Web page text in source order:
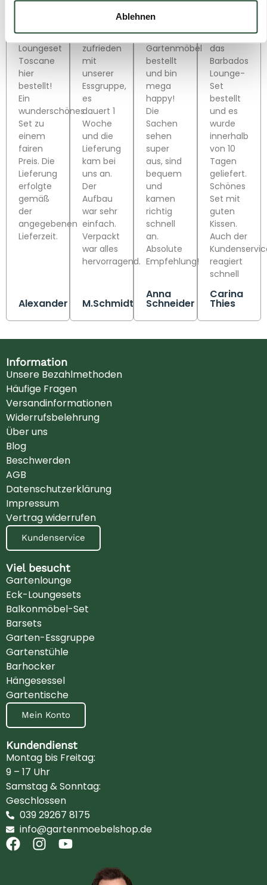
Ablehnen
das
Loungeset
Toscane
hier
bestellt!
Ein
wunderschönes
Set zu
einem
fairen
Preis. Die
Lieferung
erfolgte
gemäß
der
angegebenen
Lieferzeit.
Alexander
sehr
zufrieden
mit
unserer
Essgruppe,
es
dauert 1
Woche
und die
Lieferung
kam bei
uns an.
Der
Aufbau
war sehr
einfach.
Verpackt
war alles
hervorragend.
M.Schmidt
Hab bei
Gartenmöbelshop.de
Gartenmöbel
bestellt
und bin
mega
happy!
Die
Sachen
sehen
super
aus, sind
bequem
und
kamen
richtig
schnell
an.
Absolute
Empfehlung!
Anna
Schneider
haben
das
Barbados
Lounge-
Set
bestellt
und es
wurde
innerhalb
von 10
Tagen
geliefert.
Schönes
Set mit
guten
Kissen.
Auch der
reagiert
schnell
Carina
Thies
Information
Unsere Bezahlmethoden
Häufige Fragen
Versandinformationen
Widerrufsbelehrung
Über uns
Blog
Beschwerden
AGB
Datenschutzerklärung
Impressum
Vertrag widerrufen
Kundenservice
Viel besucht
Gartenlounge
Eck-Loungesets
Balkonmöbel-Set
Barsets
Garten-Essgruppe
Gartenstühle
Barhocker
Hängesessel
Gartentische
Mein Konto
Kundendienst
Montag bis Freitag:
9 – 17 Uhr
Samstag & Sonntag:
Geschlossen
039 29267 8175
info@gartenmoebelshop.de